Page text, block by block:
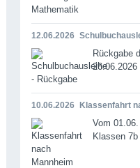
12.06.2026
Rückgabe
26.06.2026
10.06.2026 Klassenfahrt
Vom
Klassen